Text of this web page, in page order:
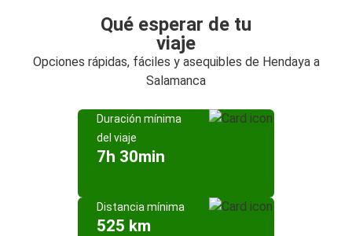
Qué esperar de tu
viaje
Opciones rápidas, fáciles y asequibles de Hendaya a
Salamanca
Duración mínima
del viaje
7h 30min
Distancia mínima
525 km